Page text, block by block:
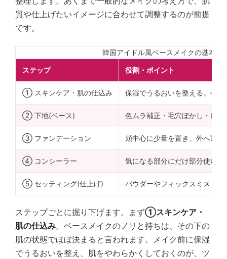
質や仕上げたいイメージに合わせて調整するのが前提
です。
韓国アイドル風ベースメイクの基本ス
ステップ 役割・ポイント
① スキンケア・肌の仕込み 保湿でうるおいを整える。ベ
② 下地(ベース) 色ムラ補正・毛穴ぼかし・密
③ ファンデーション 頬中心に少量を置き、外へ薄
④ コンシーラー 気になる部分にだけ部分使い
⑤ セッティング(仕上げ) パウダーやフィックスミスト
ステップごとに掘り下げます。まず①スキンケア・
肌の仕込み。ベースメイクのノリと持ちは、その下の
肌の状態でほぼ決まると言われます。メイク前に保湿
でうるおいを整え、肌をやわらかくしておくのが、ツ